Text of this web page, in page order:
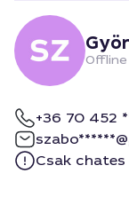
Offline
+36 70 452
Csak